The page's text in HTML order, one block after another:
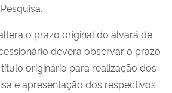
o prazo original do alvará de
deverá observar o prazo
originário para realização dos
e apresentação dos respectivos